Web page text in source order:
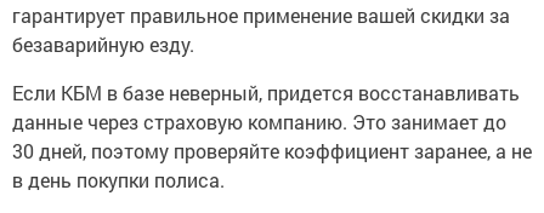
гарантирует правильное применение вашей скидки за
безаварийную езду.
Если КБМ в базе неверный, придется восстанавливать
данные через страховую компанию. Это занимает до
30 дней, поэтому проверяйте коэффициент заранее, а не
в день покупки полиса.